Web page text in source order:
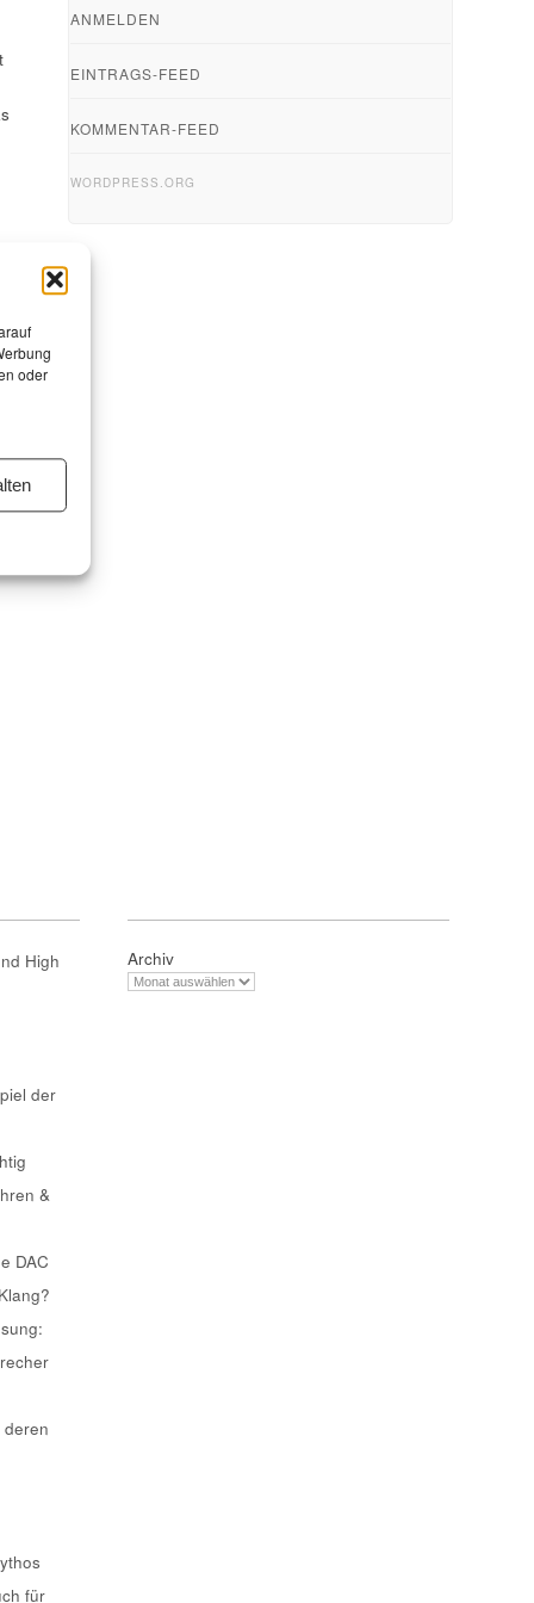
oder
ANMELDEN
EINTRAGS-FEED
KOMMENTAR-FEED
WORDPRESS.ORG
High
der
&
DAC
deren
für
Archiv